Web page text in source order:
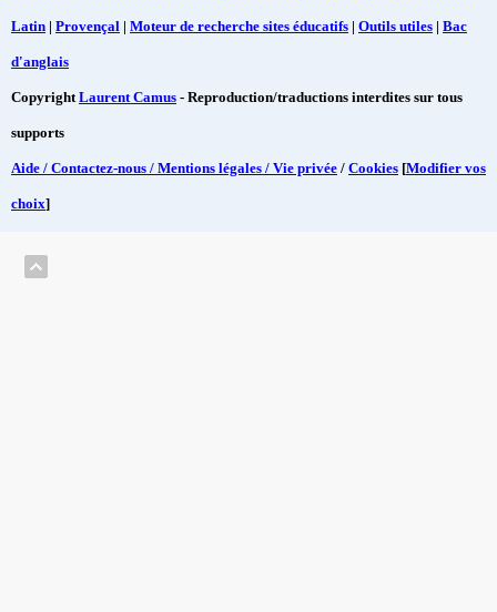
Latin | Provençal | Moteur de recherche sites éducatifs | Outils utiles | Bac
d'anglais
CopyrightLaurent Camus - Reproduction/traductions interdites sur tous
supports
Aide / Contactez-nous / Mentions légales / Vie privée / Cookies [Modifier vos
choix]